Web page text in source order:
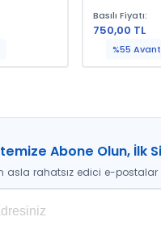
Korkmaz, Latif Gökalp, İrfan
Arıkan, Muzaffer Çatak,
İhsan Güzel, Seda Sakarya,
Zeynep
Koçoğlu, Sibel Oğuz Haçat,
Cengiz Taşkıran,
Çakmak, Şule Egüz, Birol
Bulut, Arzu Sönmez
Basılı Fiyatı:
750,00 TL
%55
Abone Olun, İlk
asla rahatsız edici e-